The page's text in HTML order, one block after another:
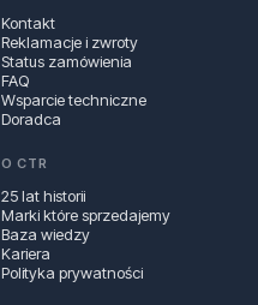
Kontakt
Reklamacje i zwroty
Status zamówienia
FAQ
Wsparcie techniczne
Doradca
O CTR
25 lat historii
Marki które sprzedajemy
Baza wiedzy
Kariera
Polityka prywatności